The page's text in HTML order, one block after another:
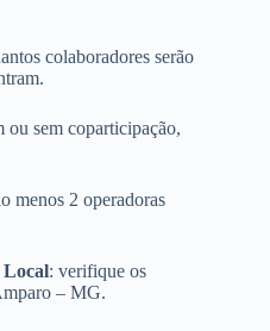
colaboradores serão
ou sem coparticipação,
menos 2 operadoras
Local: verifique os
– MG.